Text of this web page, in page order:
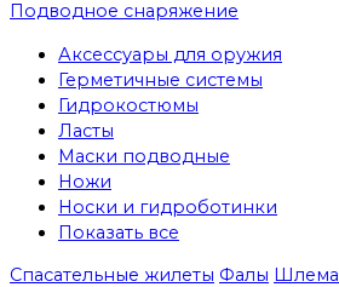
Подводное снаряжение
Аксессуары для оружия
Герметичные системы
Гидрокостюмы
Ласты
Маски подводные
Ножи
Носки и гидроботинки
Показать все
Спасательные жилеты Фалы Шлема